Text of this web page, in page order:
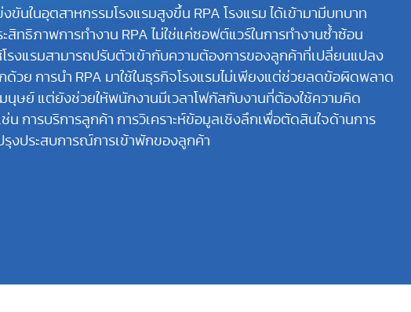
ขันในอุตสาหกรรมโรงแรมสูงขึ้น RPA โรงแรม ได้เข้ามามีบทบาท
สิทธิภาพการทำงาน RPA ไม่ใช่แค่ซอฟต์แวร์ในการทำงานซ้ำซ้อน
รงแรมสามารถปรับตัวเข้ากับความต้องการของลูกค้าที่เปลี่ยนแปลง
กด้วย การนำ RPA มาใช้ในธุรกิจโรงแรมไม่เพียงแต่ช่วยลดข้อผิดพลาด
นุษย์ แต่ยังช่วยให้พนักงานมีเวลาโฟกัสกับงานที่ต้องใช้ความคิด
น การบริการลูกค้า การวิเคราะห์ข้อมูลเชิงลึกเพื่อตัดสินใจด้านการ
รุงประสบการณ์การเข้าพักของลูกค้า